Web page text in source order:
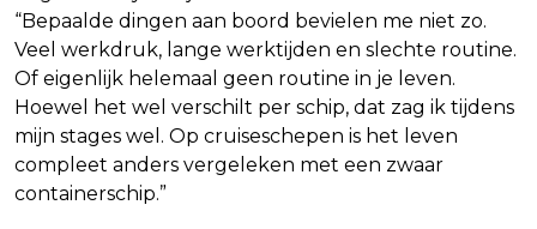
“Bepaalde dingen aan boord bevielen me niet zo.
Veel werkdruk, lange werktijden en slechte routine.
Of eigenlijk helemaal geen routine in je leven.
Hoewel het wel verschilt per schip, dat zag ik tijdens
mijn stages wel. Op cruiseschepen is het leven
compleet anders vergeleken met een zwaar
containerschip.”